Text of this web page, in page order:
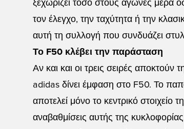
ξεχωρίζει τόσο στους αγώνες μέρα
τον έλεγχο, την ταχύτητα ή την
αυτή τη συλλογή που συνδυάζει στυλ
Το F50 κλέβει την παράσταση
Αν και και οι τρεις σειρές αποκτούν
adidas δίνει έμφαση στο F50. Το
αποτελεί μόνο το κεντρικό στοιχείο
αναβαθμίσεις αυτής της